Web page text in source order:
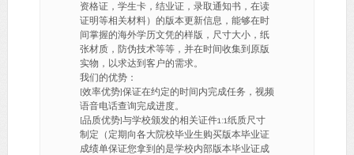
资格证，学生卡，结业证，录取通知书，在读
证明等相关材料）的版本更新信息，能够在时
间掌握的海外学历文凭的样版，尺寸大小，纸
张材质，防伪技术等等，并在时间收集到原版
实物，以求达到客户的需求。
我们的优势：
[效率优势]保证在约定的时间内完成任务，视频
语音电话查询完成进度。
[品质优势]与学校颁发的相关证件1:1纸质尺寸
制定（定期向各大院校毕业生购买版本毕业证
成绩单保证您拿到的是学校内部版本毕业证成